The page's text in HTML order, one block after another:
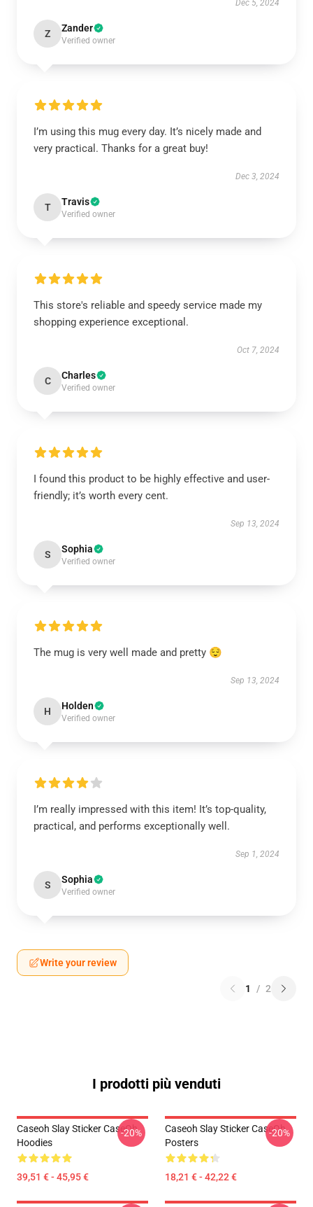
Dec 5, 2024
Z Zander
Verified owner
I’m using this mug every day. It’s nicely made and
very practical. Thanks for a great buy!
Dec 3, 2024
T Travis
Verified owner
This store's reliable and speedy service made my
shopping experience exceptional.
Oct 7, 2024
C Charles
Verified owner
I found this product to be highly effective and user-
friendly; it’s worth every cent.
Sep 13, 2024
S Sophia
Verified owner
The mug is very well made and pretty 😌
Sep 13, 2024
H Holden
Verified owner
I’m really impressed with this item! It’s top-quality,
practical, and performs exceptionally well.
Sep 1, 2024
S Sophia
Verified owner
Write your review
1 / 2
I prodotti più venduti
Caseoh Slay Sticker CaseOh
Hoodies
39,51 € - 45,95 €
-20%
Caseoh Slay Sticker CaseOh
Posters
18,21 € - 42,22 €
-20%